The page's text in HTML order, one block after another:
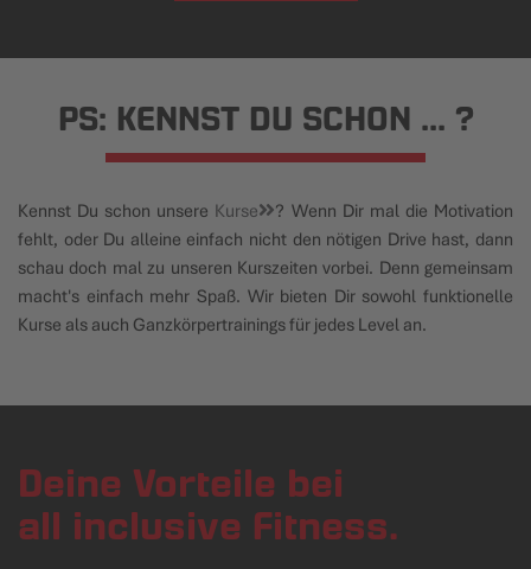
PS: KENNST DU SCHON ... ?
Kennst Du schon unsere Kurse
? Wenn Dir mal die Motivation
fehlt, oder Du alleine einfach nicht den nötigen Drive hast, dann
schau doch mal zu unseren Kurszeiten vorbei. Denn gemeinsam
macht's einfach mehr Spaß. Wir bieten Dir sowohl funktionelle
Kurse als auch Ganzkörpertrainings für jedes Level an.
Deine Vorteile bei
all inclusive Fitness.